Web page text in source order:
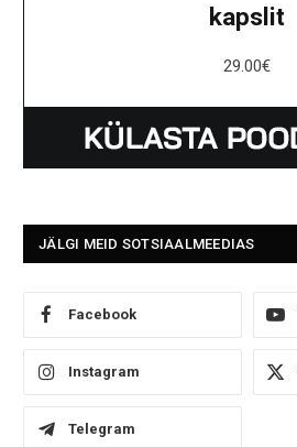
kapslit
29.00€
JÄLGI MEID SOTSIAALMEEDIAS
Facebook
Instagram
Telegram